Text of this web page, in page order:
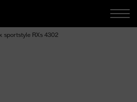
sportstyle RXs 4302